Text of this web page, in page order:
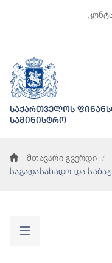
საქართველოს
სამინისტრო
მთავარი გვერდი
საგადასახადო და